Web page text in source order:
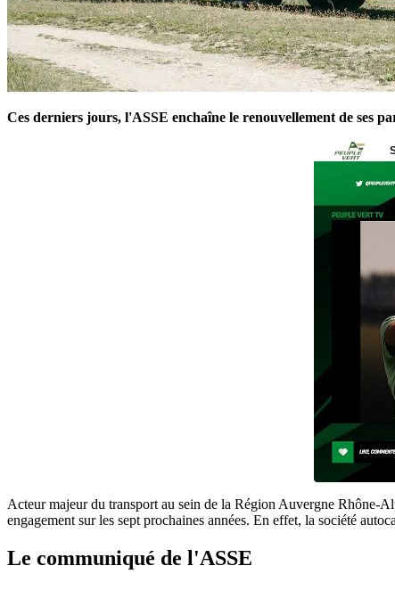
Ces derniers jours, l'ASSE enchaîne le renouvellement de ses
Acteur majeur du transport au sein de la Région Auvergne Rhône-
engagement sur les sept prochaines années. En effet, la société
Le communiqué de l'ASSE